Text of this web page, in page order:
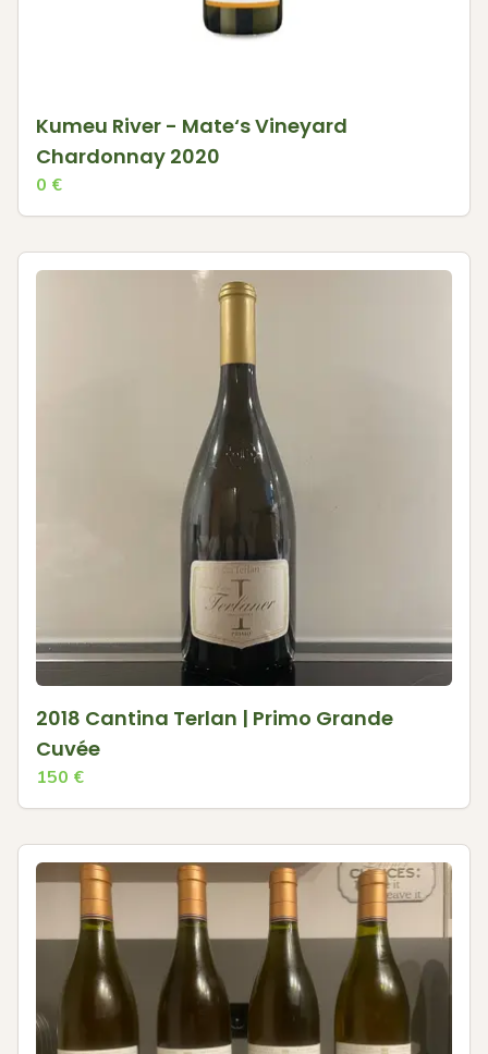
Kumeu River - Mate‘s Vineyard
Chardonnay 2020
0 €
2018 Cantina Terlan | Primo Grande
Cuvée
150 €